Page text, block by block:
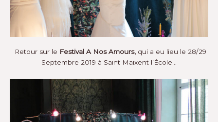
Retour sur le Festival A Nos Amours, qui a eu lieu le 28/29
Septembre 2019 à Saint Maixent l’École…